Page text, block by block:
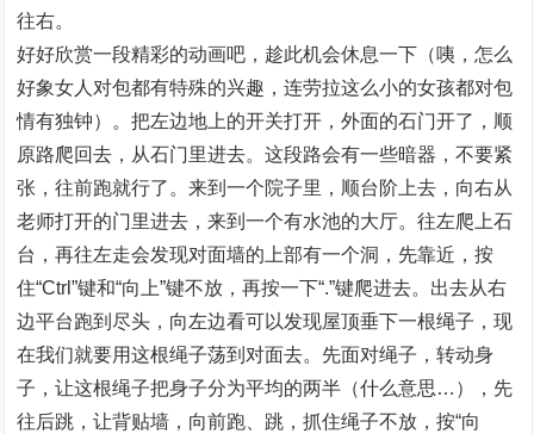
往右。
好好欣赏一段精彩的动画吧，趁此机会休息一下（咦，怎么
好象女人对包都有特殊的兴趣，连劳拉这么小的女孩都对包
情有独钟）。把左边地上的开关打开，外面的石门开了，顺
原路爬回去，从石门里进去。这段路会有一些暗器，不要紧
张，往前跑就行了。来到一个院子里，顺台阶上去，向右从
老师打开的门里进去，来到一个有水池的大厅。往左爬上石
台，再往左走会发现对面墙的上部有一个洞，先靠近，按
住“Ctrl”键和“向上”键不放，再按一下“.”键爬进去。出去从右
边平台跑到尽头，向左边看可以发现屋顶垂下一根绳子，现
在我们就要用这根绳子荡到对面去。先面对绳子，转动身
子，让这根绳子把身子分为平均的两半（什么意思…），先
往后跳，让背贴墙，向前跑、跳，抓住绳子不放，按“向